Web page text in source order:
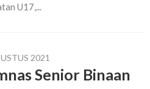
U17,...
2021
Senior Binaan